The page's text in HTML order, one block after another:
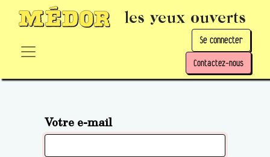
les yeux ouverts
Se connecter
Contactez-nous
Votre e-mail